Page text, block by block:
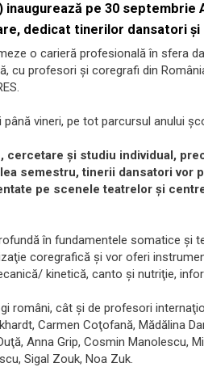
inaugurează pe 30 septembrie
dedicat tinerilor dansatori
o carieră profesională în sfera
cu profesori şi coregrafi din
vineri, pe tot parcursul anului
cercetare şi studiu individual,
semestru, tinerii dansatori vor
pe scenele teatrelor şi
în fundamentele somatice şi
coregrafică şi vor oferi
kinetică, canto şi nutriţie,
români, cât şi de profesori
Carmen Coţofană, Mădălina
Anna Grip, Cosmin Manolescu,
Sigal Zouk, Noa Zuk.